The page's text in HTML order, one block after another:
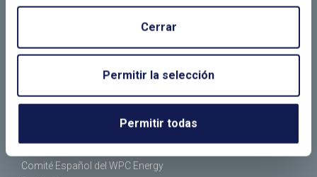
Cerrar
Permitir la selección
Permitir todas
¿Quiénes somos?
Comité Español del WPC Energy
ASOCIADOS
Empresas asociadas
Tipos de socios